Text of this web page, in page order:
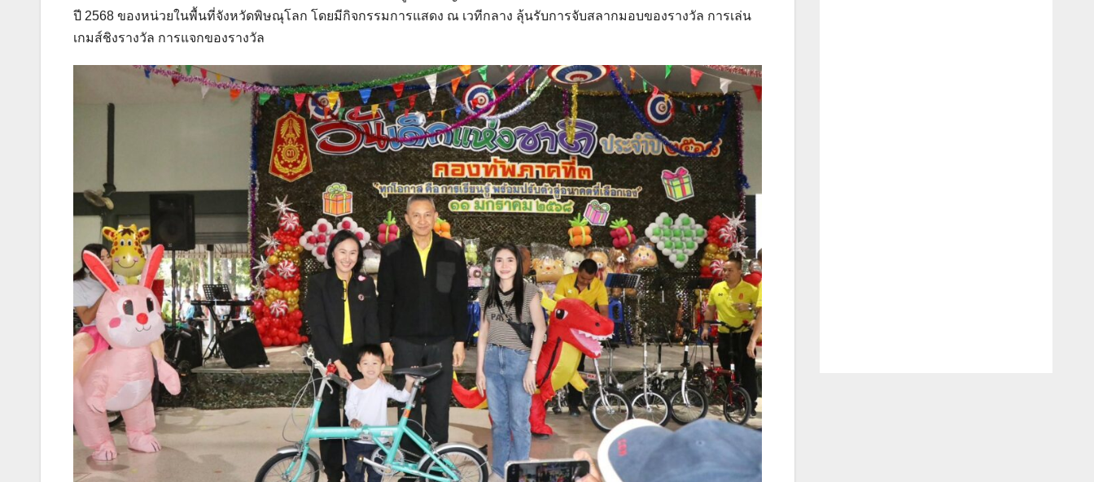
ปี 2568 ของหน่วยในพื้นที่จังหวัดพิษณุโลก โดยมีกิจกรรมการแสดง ณ เวทีกลาง ลุ้นรับการจับสลากมอบของรางวัล การเล่น
เกมส์ชิงรางวัล การแจกของรางวัล